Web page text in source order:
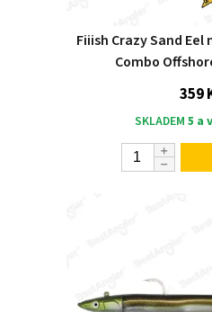
Fiiish Crazy Sand Eel
Combo
359
SKLADEM 5 a